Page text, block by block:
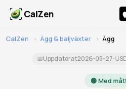
CalZen
CalZen › Ägg & baljväxter › Ägg
📅Uppdaterat2026-05-27·
🟢 Med